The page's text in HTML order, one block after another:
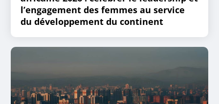
l’engagement des femmes au service
du développement du continent